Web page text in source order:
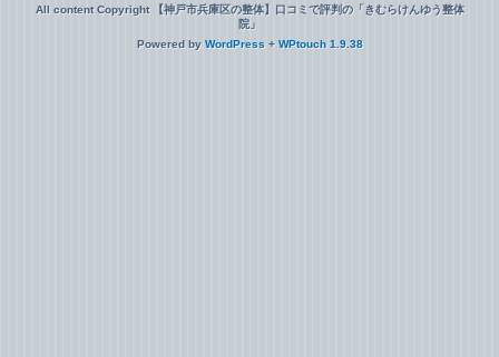
All content Copyright 【神戸市兵庫区の整体】口コミで評判の「きむらけんゆう整体
院」
Powered by WordPress + WPtouch 1.9.38